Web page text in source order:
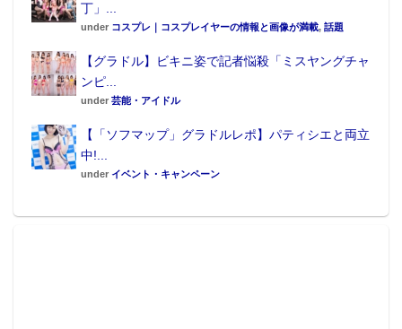
丁」...
under コスプレ｜コスプレイヤーの情報と画像が満載, 話題
【グラドル】ビキニ姿で記者悩殺「ミスヤングチャ
ンピ...
under 芸能・アイドル
【「ソフマップ」グラドルレポ】パティシエと両立
中!...
under イベント・キャンペーン